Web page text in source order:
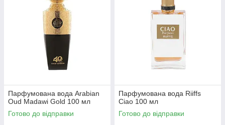
Парфумована вода Arabian
Oud Madawi Gold 100 мл
Готово до відправки
Парфумована вода Riiffs
Ciao 100 мл
Готово до відправки